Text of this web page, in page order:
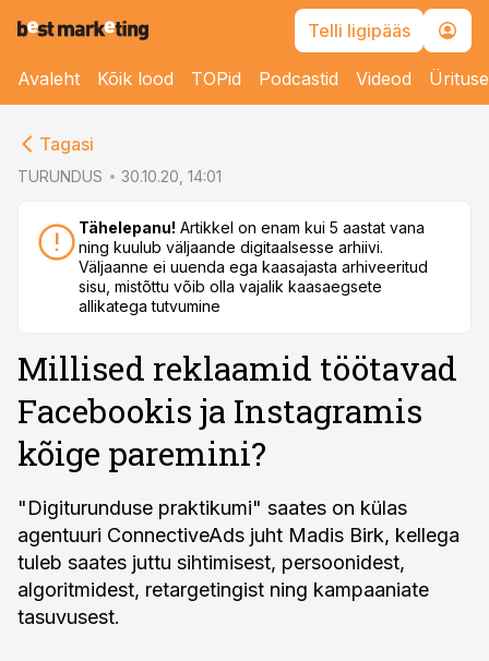
Telli ligipääs
Avaleht Kõik lood TOPid Podcastid Videod
Tagasi
TURUNDUS 30.10.20, 14:01
Tähelepanu! Artikkel on enam kui 5 aastat vana
ning kuulub väljaande digitaalsesse arhiivi.
Väljaanne ei uuenda ega kaasajasta arhiveeritud
sisu, mistõttu võib olla vajalik kaasaegsete
allikatega tutvumine
Millised reklaamid töötavad
Facebookis ja Instagramis
kõige paremini?
"Digiturunduse praktikumi" saates on külas
agentuuri ConnectiveAds juht Madis Birk, kellega
tuleb saates juttu sihtimisest, persoonidest,
algoritmidest, retargetingist ning kampaaniate
tasuvusest.